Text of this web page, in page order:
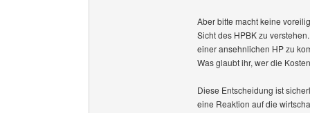
Aber bitte macht keine
Sicht des HPBK zu
einer ansehnlichen HP zu
Was glaubt ihr, wer die
Diese Entscheidung ist
eine Reaktion auf die